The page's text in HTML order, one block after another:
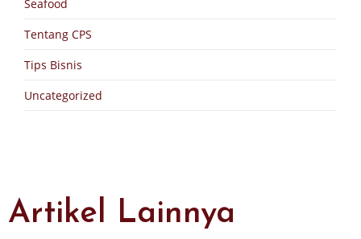
Seafood
Tentang CPS
Tips Bisnis
Uncategorized
Artikel Lainnya